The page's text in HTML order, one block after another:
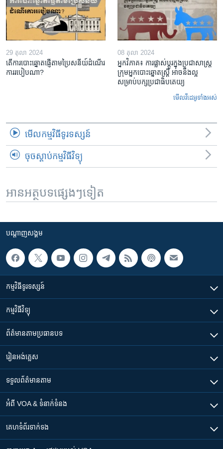
29 តុលា 2024
តើ​ការ​បោះឆ្នោត​ផ្ញើតាម​ប្រៃសនីយ៍​ដំណើរ​
ការរបៀបណា?
08 តុលា 2024
អ្នក​វិភាគ៖​ ការ​ផ្លាស់ប្តូរ​ក្នុង​ប្រជាសាស្ត្រ​​
ក្រុម​អ្នក​បោះឆ្នោត​ស្ត្រី ​អាច​​នឹង​ល្អ​
សម្រាប់​បក្ស​ប្រជាធិបតេយ្យ
មើល​វីដេអូ​ទាំង​អស់
មើល​កម្មវិធី​ទូរទស្សន៍
ចុចស្តាប់កម្មវិធីវិទ្យុ
អានអត្ថបទផ្សេងៗទៀត
បណ្តាញ​សង្គម
កម្មវិធី​ទូរទស្សន៍
កម្មវិធី​វិទ្យុ
ព័ត៌មាន​តាមប្រធានបទ​
រៀន​​អង់គ្លេស
ទទួល​ព័ត៌មាន​តាម
អំពី​ VOA & ទំនាក់ទំនង
គេហទំព័រ​​ទាក់ទង